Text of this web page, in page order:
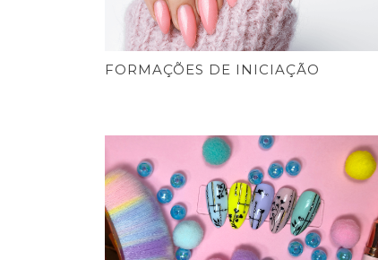
FORMAÇÕES DE INICIAÇÃO